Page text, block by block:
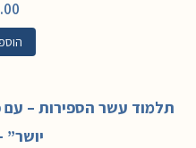
תלמוד עשר הספירות – עם
יושר”